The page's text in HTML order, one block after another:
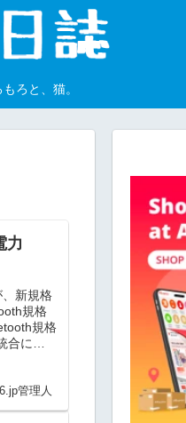
ろと、猫。
力
新規格
規格
規格
によ
管理人